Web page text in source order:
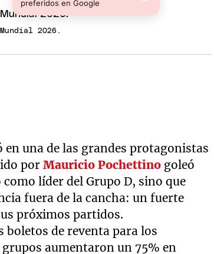
preferidos en Google
2026.
en una de las grandes protagonistas
porMauricio Pochettino goleó
líder del Grupo D, sino que
fuera de la cancha: un fuerte
próximos partidos.
boletos de reventa para los
aumentaron un 75% en